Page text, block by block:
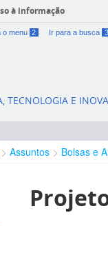
à informação
o menu 2 Ir para a busca 3
TECNOLOGIA E
Assuntos Bolsas e